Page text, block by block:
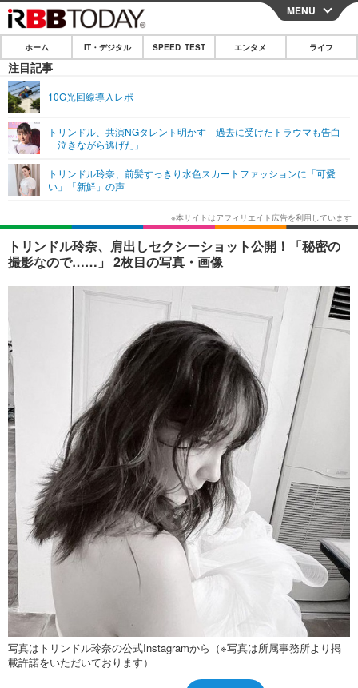
CLOSE
ホーム
IT・デジタル
ネタ
ショッピング その他
SPEED TEST
エンタメ
エンタメTOP
韓国・芸能
音楽 スポーツ
ショッピング その他
ライフ
ライフTOP グルメ
ペット ショッピング
その他
リリース一覧
プッシュ通知の停止方法
MENU
ホーム IT・デジタル SPEED TEST エンタメ ライフ
注目記事
10G光回線導入レポ
トリンドル、共演NGタレント明かす 過去に受けたトラウマも告白
「泣きながら逃げた」
トリンドル玲奈、前髪すっきり水色スカートファッションに「可愛
い」「新鮮」の声
トリンドル玲奈、肩出しセクシーショット公開！「秘密の
撮影なので……」 2枚目の写真・画像
写真はトリンドル玲奈の公式Instagramから（※写真は所属事務所より掲
載許諾をいただいております）